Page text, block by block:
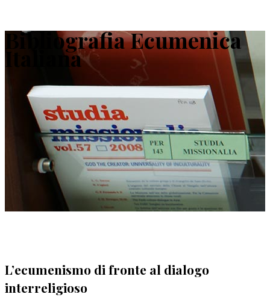
Bibliografia Ecumenica
Italiana
L’ecumenismo di fronte al dialogo
interreligioso